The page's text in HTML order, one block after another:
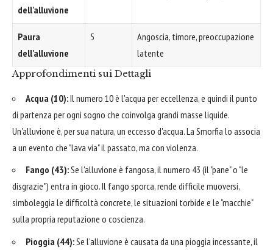
dell'alluvione
Paura
dell'alluvione
5
Angoscia, timore, preoccupazione
latente
Approfondimenti sui Dettagli
Acqua (10):Il numero 10 è l'acqua per eccellenza, e quindi il punto
di partenza per ogni sogno che coinvolga grandi masse liquide.
Un'alluvione è, per sua natura, un eccesso d'acqua. La Smorfia lo associa
a un evento che "lava via" il passato, ma con violenza.
Fango (43):Se l'alluvione è fangosa, il numero 43 (il "pane" o "le
disgrazie") entra in gioco. Il fango sporca, rende difficile muoversi,
simboleggia le difficoltà concrete, le situazioni torbide e le "macchie"
sulla propria reputazione o coscienza.
Pioggia (44):Se l'alluvione è causata da una pioggia incessante, il